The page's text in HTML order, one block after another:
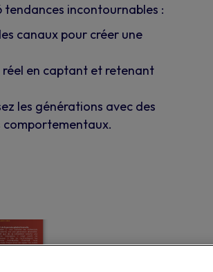
incontournables :
canaux pour créer une
réel en captant et retenant
les générations avec des
comportementaux.